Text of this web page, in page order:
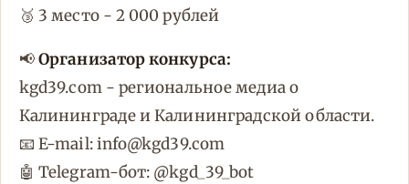
🥉 3 место - 2 000 рублей
📢Организатор конкурса:
kgd39.com - региональное медиа о
Калининграде и Калининградской области.
📧 E-mail: info@kgd39.com
🤖 Telegram-бот: @kgd_39_bot